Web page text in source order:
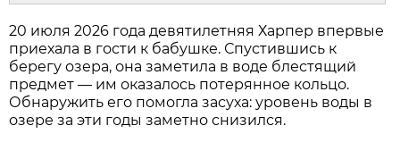
20 июля 2026 года девятилетняя Харпер впервые
приехала в гости к бабушке. Спустившись к
берегу озера, она заметила в воде блестящий
предмет — им оказалось потерянное кольцо.
Обнаружить его помогла засуха: уровень воды в
озере за эти годы заметно снизился.